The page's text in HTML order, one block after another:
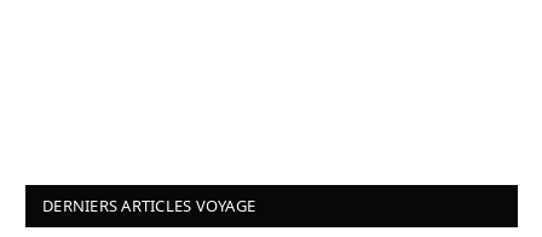
DERNIERS ARTICLES VOYAGE